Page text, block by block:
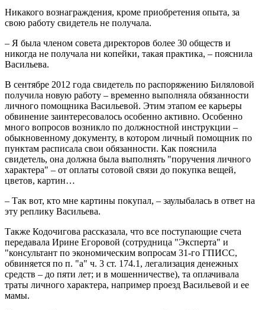
Никакого вознаграждения, кроме приобретения опыта, за
свою работу свидетель не получала.
– Я была членом совета директоров более 30 обществ и
никогда не получала ни копейки, такая практика, – пояснила
Васильева.
В сентябре 2012 года свидетель по распоряжению Биляловой
получила новую работу – временно выполняла обязанности
личного помощника Васильевой. Этим этапом ее карьеры
обвинение заинтересовалось особенно активно. Особенно
много вопросов возникло по должностной инструкции –
обыкновенному документу, в котором личный помощник по
пунктам расписала свои обязанности. Как пояснила
свидетель, она должна была выполнять "поручения личного
характера" – от оплаты сотовой связи до покупка вещей,
цветов, картин…
– Так вот, кто мне картины покупал, – заулыбалась в ответ на
эту реплику Васильева.
Также Кодочигова рассказала, что все поступающие счета
передавала Ирине Егоровой (сотрудница "Эксперта" и
"консультант по экономическим вопросам 31-го ГПИСС,
обвиняется по п. "а" ч. 3 ст. 174.1, легализация денежных
средств – до пяти лет; и в мошенничестве), та оплачивала
траты личного характера, например проезд Васильевой и ее
мамы.